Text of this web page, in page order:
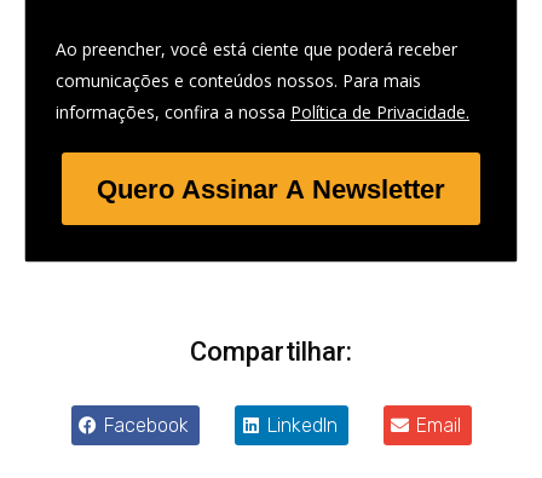
Ao preencher, você está ciente que poderá receber
comunicações e conteúdos nossos. Para mais
informações, confira a nossa Política de Privacidade.
Quero Assinar A Newsletter
Compartilhar:
Facebook LinkedIn Email